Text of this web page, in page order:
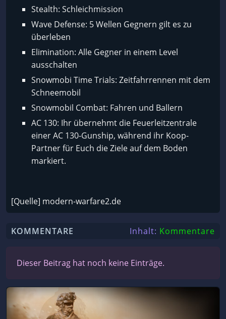
Stealth: Schleichmission
Wave Defense: 5 Wellen Gegnern gilt es zu
überleben
Elimination: Alle Gegner in einem Level
ausschalten
Snowmobi Time Trials: Zeitfahrrennen mit dem
Schneemobil
Snowmobil Combat: Fahren und Ballern
AC 130: Ihr übernehmt die Feuerleitzentrale
einer AC 130-Gunship, während ihr Koop-
Partner für Euch die Ziele auf dem Boden
markiert.
[Quelle] modern-warfare2.de
KOMMENTARE Inhalt: Kommentare
Dieser Beitrag hat noch keine Einträge.